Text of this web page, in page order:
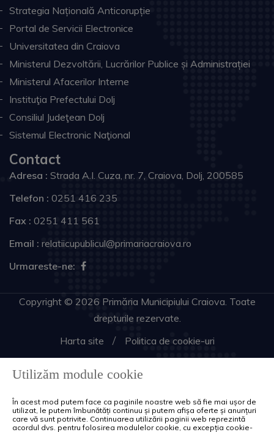
Strategia Națională Anticorupție
Portal de Servicii Electronice
Universitatea din Craiova
Ministerul Dezvoltării, Lucrărilor Publice și Administrației
Ministerul Afacerilor Interne
Instituţia Prefectului Dolj
Consiliul Judeţean Dolj
Sistemul Electronic Naţional
Contact
Adresa : Strada A.I. Cuza, nr. 7, Craiova, Dolj, 200585
Telefon : 0251 416 235
Fax : 0251 411 561
Email : relatiicupublicul@primariacraiova.ro
Urmareste-ne:
Copyright © 2026 Primăria Municipiului Craiova. Toate
drepturile rezervate.
Harta site
Politica de cookie-uri
Utilizăm module cookie
În acest mod putem face ca paginile noastre web să fie mai ușor de
utilizat, le putem îmbunătăți continuu și putem afișa oferte și anunțuri
care vă sunt potrivite. Continuarea utilizării paginii web reprezintă
acordul dvs. pentru folosirea modulelor cookie, cu excepția cookie-